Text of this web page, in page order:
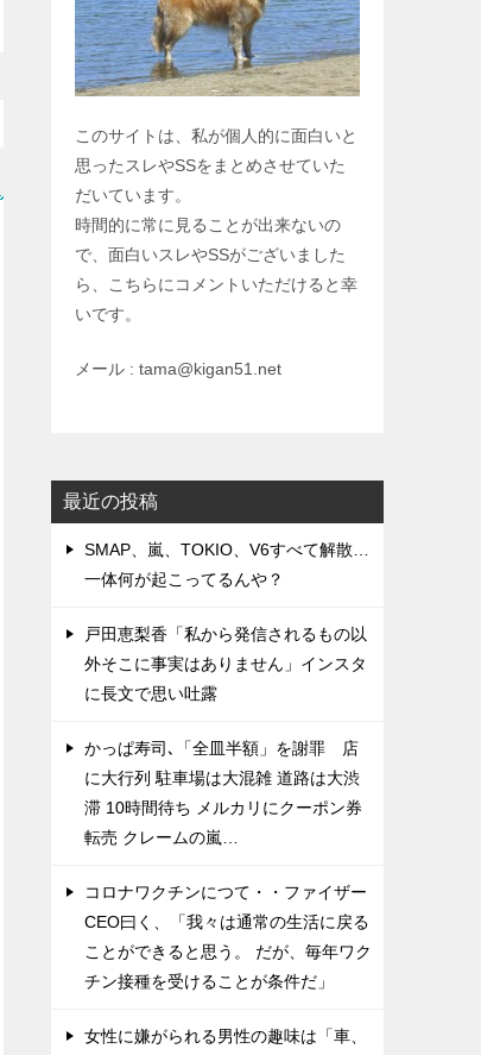
このサイトは、私が個人的に面白いと
思ったスレやSSをまとめさせていた
だいています。
時間的に常に見ることが出来ないの
で、面白いスレやSSがございました
ら、こちらにコメントいただけると幸
いです。
メール : tama@kigan51.net
最近の投稿
SMAP、嵐、TOKIO、V6すべて解散…
一体何が起こってるんや？
戸田恵梨香「私から発信されるもの以
外そこに事実はありません」インスタ
に長文で思い吐露
かっぱ寿司､「全皿半額」を謝罪 店
に大行列 駐車場は大混雑 道路は大渋
滞 10時間待ち メルカリにクーポン券
転売 クレームの嵐…
コロナワクチンにつて・・ファイザー
CEO曰く、「我々は通常の生活に戻る
ことができると思う。 だが、毎年ワク
チン接種を受けることが条件だ」
女性に嫌がられる男性の趣味は「車、